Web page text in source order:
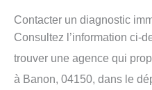
Contacter un diagnostic
Consultez l’information ci-
trouver une agence qui
à Banon, 04150, dans le